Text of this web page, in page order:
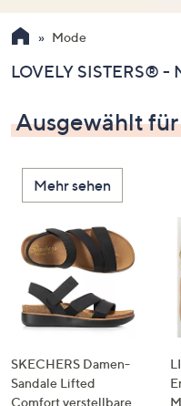
verwenden
Sie
Pfeiltasten
oben
und
nach
unten
oder
wischen
Sie
Touch-
Geräten
links
bzw.
Mode
LOVELY SISTERS® -
Ausgewählt
Mehr sehen
SKECHERS Damen-
Sandale Lifted
Comfort verstellbare